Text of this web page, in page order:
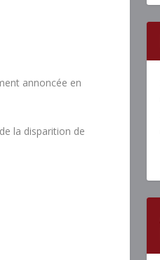
annoncée en
la disparition de